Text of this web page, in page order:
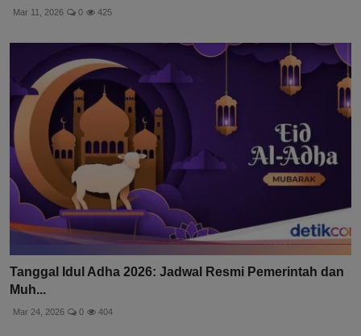
Mar 11, 2026 0 425
Tanggal Idul Adha 2026: Jadwal Resmi Pemerintah dan
Muh...
Mar 24, 2026 0 404